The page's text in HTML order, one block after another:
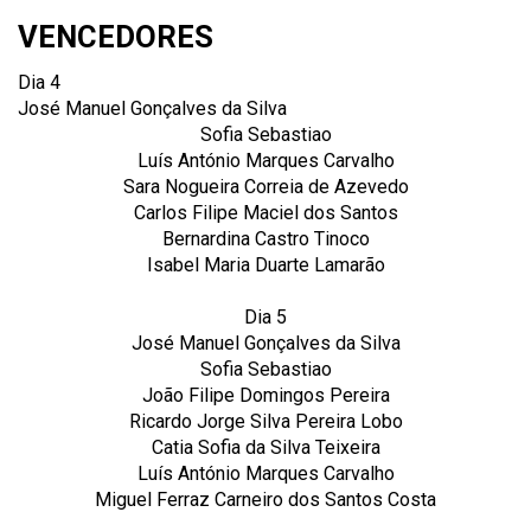
VENCEDORES
Dia 4
José Manuel Gonçalves da Silva
Sofia Sebastiao
Luís António Marques Carvalho
Sara Nogueira Correia de Azevedo
Carlos Filipe Maciel dos Santos
Bernardina Castro Tinoco
Isabel Maria Duarte Lamarão
Dia 5
José Manuel Gonçalves da Silva
Sofia Sebastiao
João Filipe Domingos Pereira
Ricardo Jorge Silva Pereira Lobo
Catia Sofia da Silva Teixeira
Luís António Marques Carvalho
Miguel Ferraz Carneiro dos Santos Costa